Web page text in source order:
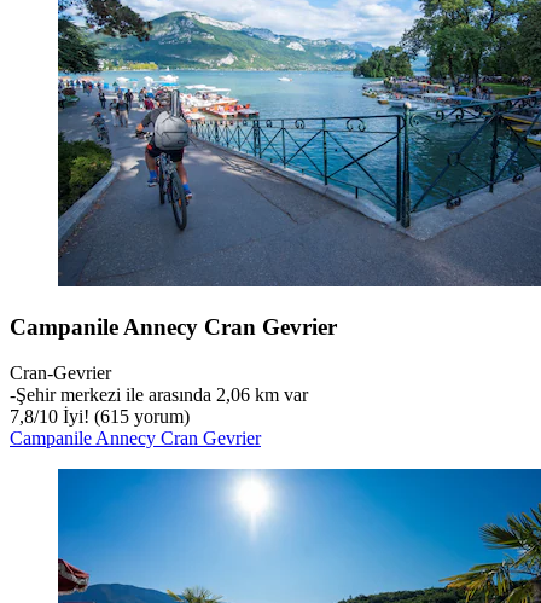
Campanile Annecy Cran Gevrier
Cran-Gevrier
‐Şehir merkezi ile arasında 2,06 km var
7,8/10 İyi! (615 yorum)
Campanile Annecy Cran Gevrier